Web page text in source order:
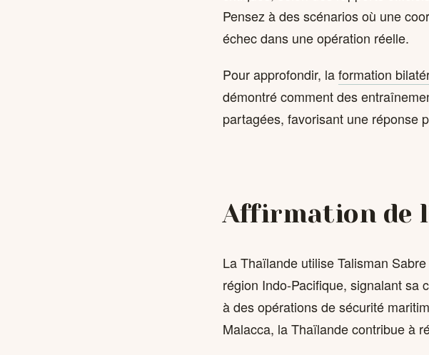
Pensez à des scénarios où une
échec dans une opération réelle.
Pour approfondir, laformation
démontré comment des
partagées, favorisant une réponse
Affirmation de
La Thaïlande utilise Talisman
région Indo-Pacifique, signalant sa
à des opérations de sécurité
Malacca, la Thaïlande contribue à